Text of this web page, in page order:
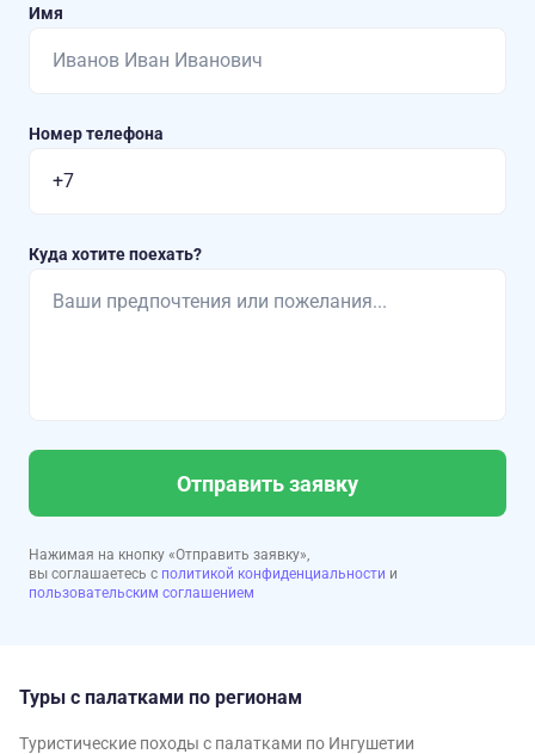
Имя
Номер телефона
Куда хотите поехать?
Отправить заявку
Нажимая на кнопку «Отправить заявку»,
вы соглашаетесь с политикой конфиденциальности и
пользовательским соглашением
Туры с палатками по регионам
Туристические походы с палатками по Ингушетии